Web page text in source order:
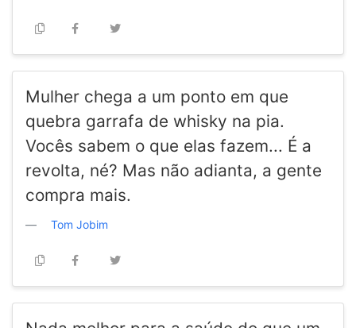
Mulher chega a um ponto em que
quebra garrafa de whisky na pia.
Vocês sabem o que elas fazem... É a
revolta, né? Mas não adianta, a gente
compra mais.
Tom Jobim